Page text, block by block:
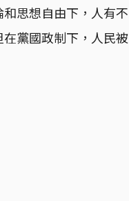
思想自由下，人有不
黨國政制下，人民被